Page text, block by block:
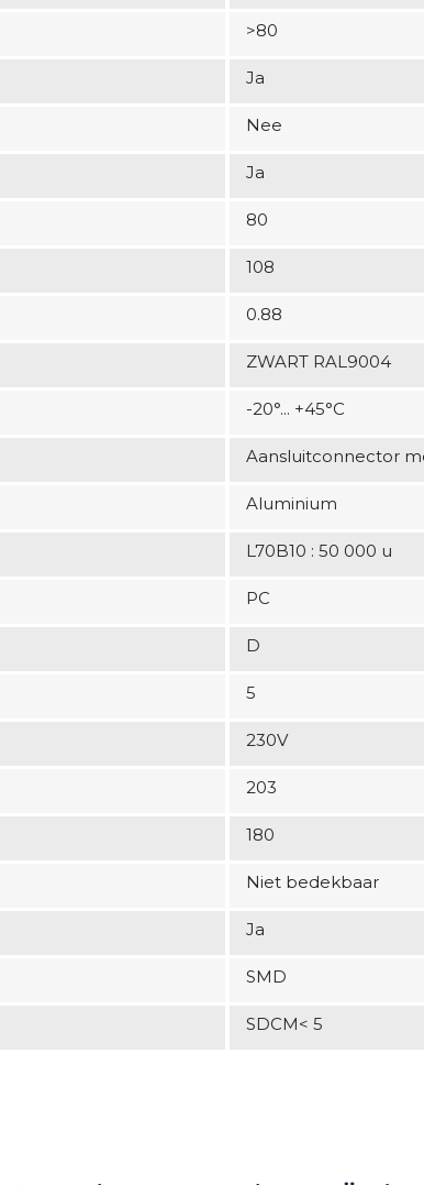
>80
Ja
Nee
Ja
80
108
0.88
ZWART RAL9004
-20°... +45°C
Aansluitconnector
Aluminium
L70B10 : 50 000 u
PC
D
5
230V
203
180
Niet bedekbaar
Ja
SMD
SDCM< 5